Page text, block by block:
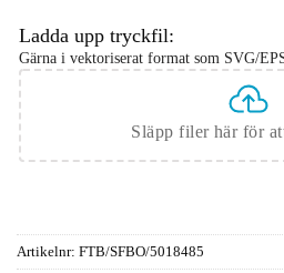
Ladda upp tryckfil:
Gärna i vektoriserat format som SVG/
Släpp filer här för
Artikelnr: FTB/SFBO/5018485